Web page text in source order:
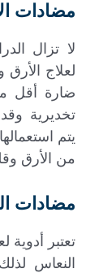
مضادات
لا تزال
لعلاج الأرق
ضارة أقل من
تخديرية
يتم
من الأرق
مضادات
تعتبر أدوية
النعاس